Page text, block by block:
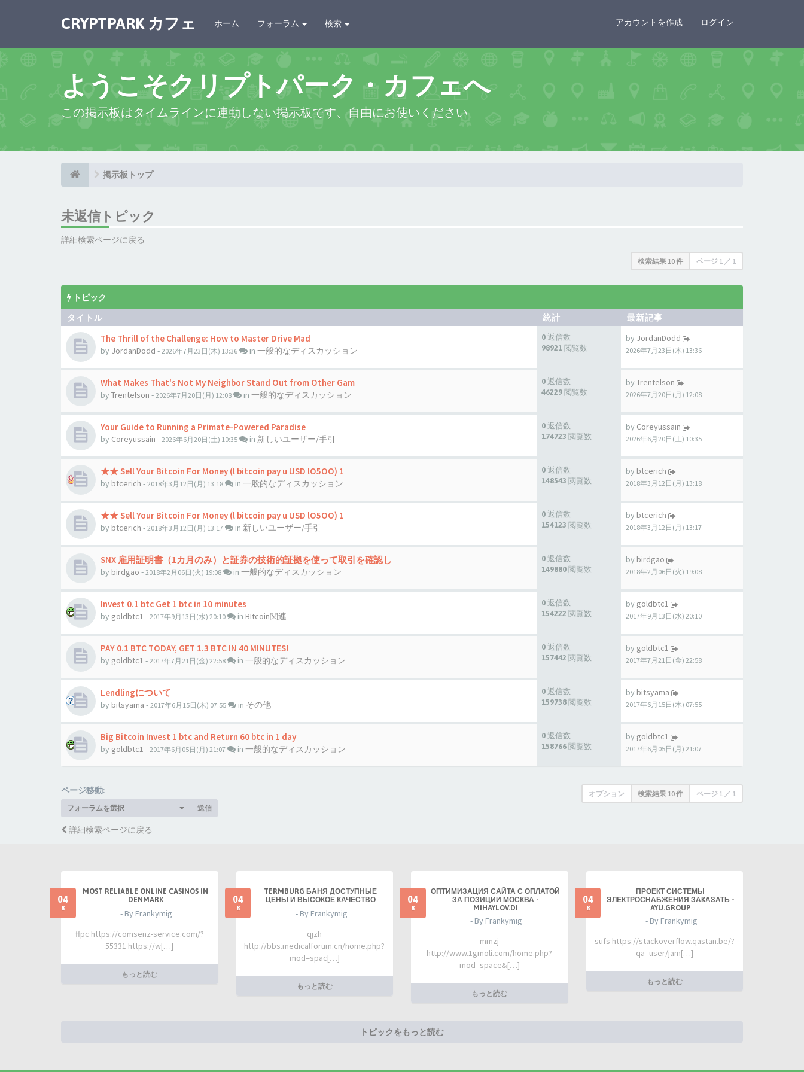
CRYPTPARK カフェ ホーム フォーラム 検索 アカウントを作成 ログイン
ようこそクリプトパーク・カフェへ
この掲示板はタイムラインに連動しない掲示板です、自由にお使いください
掲示板トップ
未返信トピック
詳細検索ページに戻る
検索結果 10 件 ページ 1 ／ 1
トピック
タイトル
統計 最新記事
The Thrill of the Challenge: How to Master Drive Mad
by JordanDodd - 2026年7月23日(木) 13:36 in 一般的なディスカッション
0 返信数
98921 閲覧数
by JordanDodd
2026年7月23日(木) 13:36
What Makes That's Not My Neighbor Stand Out from Other Gam
by Trentelson - 2026年7月20日(月) 12:08 in 一般的なディスカッション
0 返信数
46229 閲覧数
by Trentelson
2026年7月20日(月) 12:08
Your Guide to Running a Primate-Powered Paradise
by Coreyussain - 2026年6月20日(土) 10:35 in 新しいユーザー/手引
0 返信数
174723 閲覧数
by Coreyussain
2026年6月20日(土) 10:35
★★ Sell Your Bitcoin For Money (l bitcoin pay u USD lO5OO) 1
by btcerich - 2018年3月12日(月) 13:18 in 一般的なディスカッション
0 返信数
148543 閲覧数
by btcerich
2018年3月12日(月) 13:18
★★ Sell Your Bitcoin For Money (l bitcoin pay u USD lO5OO) 1
by btcerich - 2018年3月12日(月) 13:17 in 新しいユーザー/手引
0 返信数
154123 閲覧数
by btcerich
2018年3月12日(月) 13:17
SNX 雇用証明書（1カ月のみ）と証券の技術的証拠を使って取引を確認し
by birdgao - 2018年2月06日(火) 19:08 in 一般的なディスカッション
0 返信数
149880 閲覧数
by birdgao
2018年2月06日(火) 19:08
Invest 0.1 btc Get 1 btc in 10 minutes
by goldbtc1 - 2017年9月13日(水) 20:10 in BItcoin関連
0 返信数
154222 閲覧数
by goldbtc1
2017年9月13日(水) 20:10
PAY 0.1 BTC TODAY, GET 1.3 BTC IN 40 MINUTES!
by goldbtc1 - 2017年7月21日(金) 22:58 in 一般的なディスカッション
0 返信数
157442 閲覧数
by goldbtc1
2017年7月21日(金) 22:58
Lendlingについて
by bitsyama - 2017年6月15日(木) 07:55 in その他
0 返信数
159738 閲覧数
by bitsyama
2017年6月15日(木) 07:55
Big Bitcoin Invest 1 btc and Return 60 btc in 1 day
by goldbtc1 - 2017年6月05日(月) 21:07 in 一般的なディスカッション
0 返信数
158766 閲覧数
by goldbtc1
2017年6月05日(月) 21:07
オプション 検索結果 10 件 ページ 1 ／ 1
ページ移動:
フォーラムを選択 送信
詳細検索ページに戻る
04
8
MOST RELIABLE ONLINE CASINOS IN
DENMARK
- By Frankymig
ffpc https://comsenz-service.com/?
55331 https://w[…]
もっと読む
04
8
TERMBURG БАНЯ ДОСТУПНЫЕ
ЦЕНЫ И ВЫСОКОЕ КАЧЕСТВО
- By Frankymig
qjzh
http://bbs.medicalforum.cn/home.php?
mod=spac[…]
もっと読む
04
8
ОПТИМИЗАЦИЯ САЙТА С ОПЛАТОЙ
ЗА ПОЗИЦИИ МОСКВА -
MIHAYLOV.DI
- By Frankymig
mmzj
http://www.1gmoli.com/home.php?
mod=space&[…]
もっと読む
04
8
ПРОЕКТ СИСТЕМЫ
ЭЛЕКТРОСНАБЖЕНИЯ ЗАКАЗАТЬ -
AYU.GROUP
- By Frankymig
sufs https://stackoverflow.qastan.be/?
qa=user/jam[…]
もっと読む
トピックをもっと読む